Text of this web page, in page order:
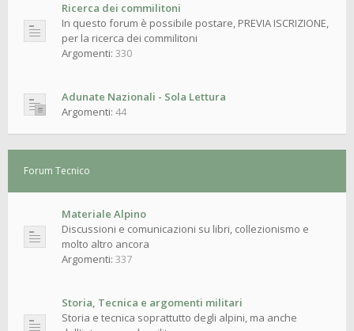
Ricerca dei commilitoni
In questo forum è possibile postare, PREVIA ISCRIZIONE,
per la ricerca dei commilitoni
Argomenti: 330
Adunate Nazionali - Sola Lettura
Argomenti: 44
Forum Tecnico
Materiale Alpino
Discussioni e comunicazioni su libri, collezionismo e
molto altro ancora
Argomenti: 337
Storia, Tecnica e argomenti militari
Storia e tecnica soprattutto degli alpini, ma anche